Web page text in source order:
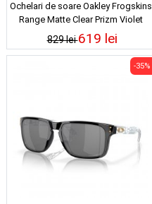
Ochelari de soare Oakley Frogskins
Range Matte Clear Prizm Violet
829 lei619 lei
-35%